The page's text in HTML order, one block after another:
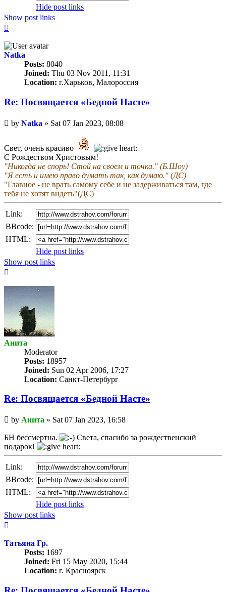
Hide post links
Show post links
Natka
Posts: 8040
Joined: Thu 03 Nov 2011, 11:31
Location: г.Харьков, Малороссия
Re: Посвящается «Бедной Насте»
Unread
post
by Natka » Sat 07 Jan 2023, 08:08
Свет, очень красиво
С Рождеством Христовым!
"Никогда не спорь! Стой на своем и точка." (Б.Шоу)
"Я есть и имею право думать так, как думаю." (ДС)
"Главное - не врать самому себе и не задерживаться там, где
тебя не хотят видеть"(ДС)
Link:
BBcode:
HTML:
Hide post links
Show post links
Анита
Мoderator
Posts: 18957
Joined: Sun 02 Apr 2006, 17:27
Location: Санкт-Петербург
Re: Посвящается «Бедной Насте»
Unread
post
by Анита » Sat 07 Jan 2023, 16:58
БН бессмертна.
Света, спасибо за рождественский
подарок!
Link:
BBcode:
HTML:
Hide post links
Show post links
Татьяна Гр.
Posts: 1697
Joined: Fri 15 May 2020, 15:44
Location: г. Красноярск